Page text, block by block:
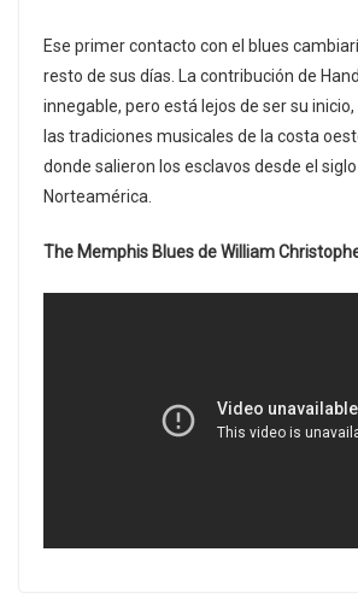
Ese primer contacto con el blues
resto de sus días. La contribución de
innegable, pero está lejos de ser su
las tradiciones musicales de la costa
donde salieron los esclavos desde el
Norteamérica.
The Memphis Blues de William